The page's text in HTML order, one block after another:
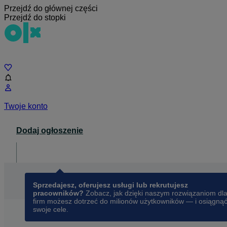
Przejdź do głównej części
Przejdź do stopki
Twoje konto
Dodaj ogłoszenie
Sprzedajesz, oferujesz usługi lub rekrutujesz
pracowników? Zobacz, jak dzięki naszym rozwiązaniom dla
firm możesz dotrzeć do milionów użytkowników — i osiągnąć
swoje cele.